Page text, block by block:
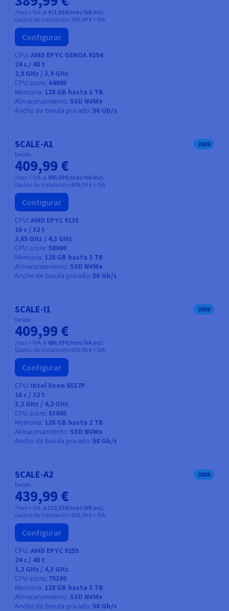
/mes + IVA o 471,89 €/mes IVA incl.
Gastos de instalación:389,99 € + IVA
Configurar
CPU AMD EPYC GENOA 9254
24c / 48 t
2,9 GHz / 3,9 GHz
CPU score 64000
Memoria 128 GB hasta 1 TB
Almacenamiento SSD NVMe
Ancho de banda privado 50 Gb/s
SCALE-A1 2026
Desde
409,99 €
/mes + IVA o 496,09 €/mes IVA incl.
Gastos de instalación:409,99 € + IVA
Configurar
CPU AMD EPYC 9135
16 c / 32 t
3,65 GHz / 4,3 GHz
CPU score 58000
Memoria 128 GB hasta 3 TB
Almacenamiento SSD NVMe
Ancho de banda privado 50 Gb/s
SCALE-I1 2026
Desde
409,99 €
/mes + IVA o 496,09 €/mes IVA incl.
Gastos de instalación:409,99 € + IVA
Configurar
CPU Intel Xeon 6517P
16 c / 32 t
3,2 GHz / 4,2 GHz
CPU score 53000
Memoria 128 GB hasta 2 TB
Almacenamiento SSD NVMe
Ancho de banda privado 50 Gb/s
SCALE-A2 2026
Desde
439,99 €
/mes + IVA o 532,39 €/mes IVA incl.
Gastos de instalación:439,99 € + IVA
Configurar
CPU AMD EPYC 9255
24c / 48 t
3,2 GHz / 4,3 GHz
CPU score 75100
Memoria 128 GB hasta 3 TB
Almacenamiento SSD NVMe
Ancho de banda privado 50 Gb/s